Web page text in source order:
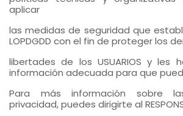
aplicar
las medidas de seguridad que
LOPDGDD con el fin de proteger los
libertades de los USUARIOS y les
información adecuada para que
Para más información sobre
privacidad, puedes dirigirte al